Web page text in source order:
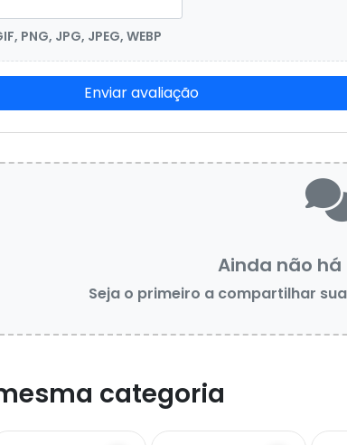
PNG, JPG, JPEG, WEBP
Enviar avaliação
Ainda não
Seja o primeiro a compartilhar
categoria